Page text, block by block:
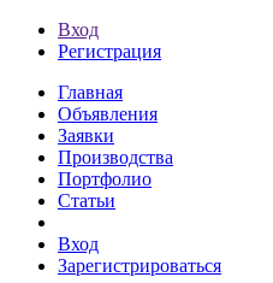
Вход
Регистрация
Главная
Объявления
Заявки
Производства
Портфолио
Статьи
Вход
Зарегистрироваться